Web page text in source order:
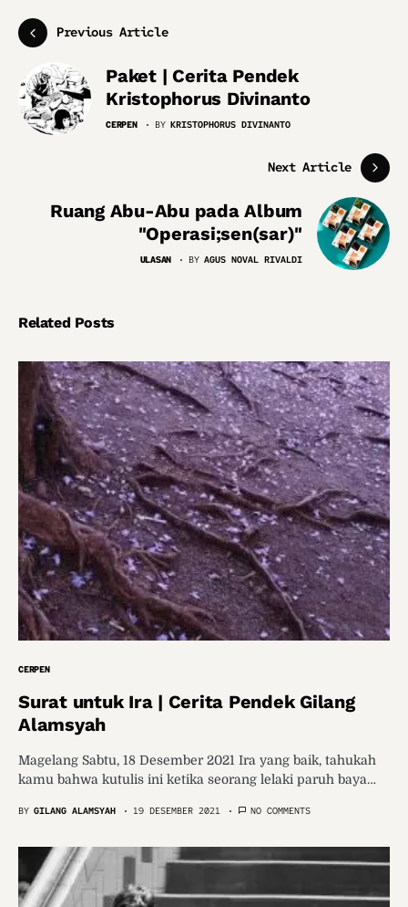
Previous Article
Paket | Cerita Pendek
Kristophorus Divinanto
CERPEN BY KRISTOPHORUS DIVINANTO
Next Article
Ruang Abu-Abu pada Album
"Operasi;sen(sar)"
ULASAN BY AGUS NOVAL RIVALDI
Related Posts
CERPEN
Surat untuk Ira | Cerita Pendek Gilang
Alamsyah
Magelang Sabtu, 18 Desember 2021 Ira yang baik, tahukah
kamu bahwa kutulis ini ketika seorang lelaki paruh baya…
BY GILANG ALAMSYAH 19 DESEMBER 2021 NO COMMENTS